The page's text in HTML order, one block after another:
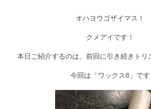
オンラインショップ
オハヨウゴザイマス！
クメアイです！
本日ご紹介するのは、前回に引き続きトリ
今回は「ワックス8」です